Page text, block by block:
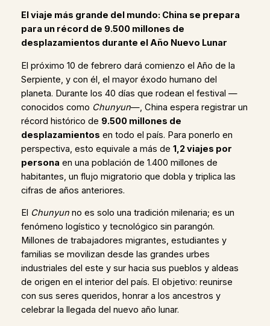
El viaje más grande del mundo: China se prepara
para un récord de 9.500 millones de
desplazamientos durante el Año Nuevo Lunar
El próximo 10 de febrero dará comienzo el Año de la
Serpiente, y con él, el mayor éxodo humano del
planeta. Durante los 40 días que rodean el festival —
conocidos como Chunyun—, China espera registrar un
récord histórico de 9.500 millones de
desplazamientos en todo el país. Para ponerlo en
perspectiva, esto equivale a más de 1,2 viajes por
persona en una población de 1.400 millones de
habitantes, un flujo migratorio que dobla y triplica las
cifras de años anteriores.
El Chunyunno es solo una tradición milenaria; es un
fenómeno logístico y tecnológico sin parangón.
Millones de trabajadores migrantes, estudiantes y
familias se movilizan desde las grandes urbes
industriales del este y sur hacia sus pueblos y aldeas
de origen en el interior del país. El objetivo: reunirse
con sus seres queridos, honrar a los ancestros y
celebrar la llegada del nuevo año lunar.